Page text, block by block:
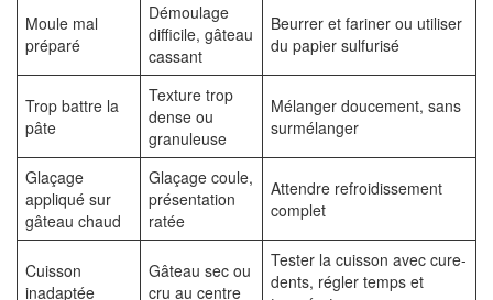
Moule mal
préparé
Démoulage
difficile, gâteau
cassant
Beurrer et fariner ou utiliser
du papier sulfurisé
Trop battre la
pâte
Texture trop
dense ou
granuleuse
Mélanger doucement, sans
surmélanger
Glaçage
appliqué sur
gâteau chaud
Glaçage coule,
présentation
ratée
Attendre refroidissement
complet
Cuisson
inadaptée
Gâteau sec ou
cru au centre
Tester la cuisson avec cure-
dents, régler temps et